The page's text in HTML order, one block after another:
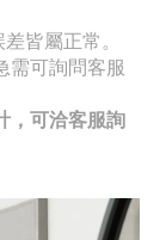
皆屬正常。
需可詢問客服
，可洽客服詢